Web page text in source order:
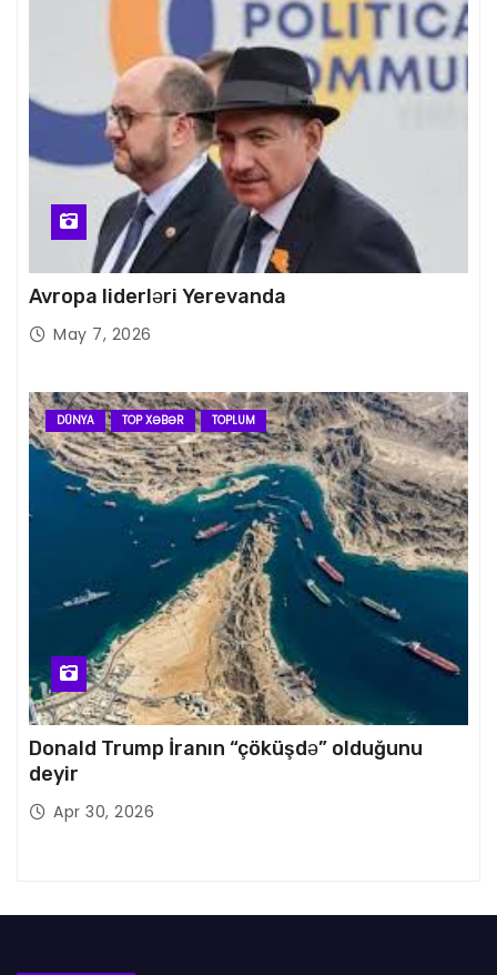
Avropa liderləri Yerevanda
May 7, 2026
DÜNYA TOP XƏBƏR TOPLUM
Donald Trump İranın “çöküşdə” olduğunu
deyir
Apr 30, 2026